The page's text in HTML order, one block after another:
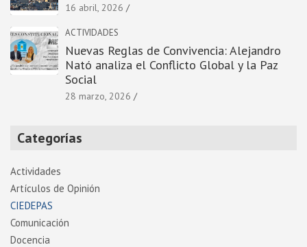
16 abril, 2026
ACTIVIDADES
Nuevas Reglas de Convivencia: Alejandro
Nató analiza el Conflicto Global y la Paz
Social
28 marzo, 2026
Categorías
Actividades
Artí­culos de Opinión
CIEDEPAS
Comunicación
Docencia